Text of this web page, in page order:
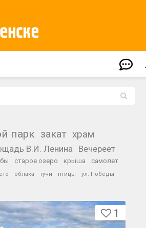
L
парк закат храм
В.И. Ленина Вечереет
старое озеро крыша самолет
облака тучи птицы ул. Победы
1